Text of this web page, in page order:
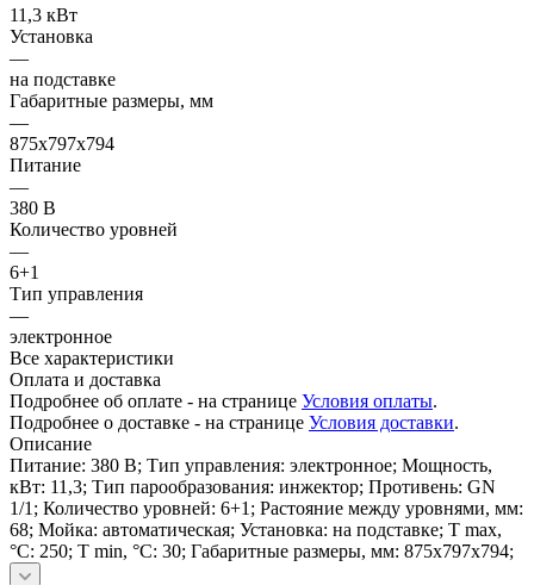
11,3 кВт
Установка
—
на подставке
Габаритные размеры, мм
—
875х797х794
Питание
—
380 В
Количество уровней
—
6+1
Тип управления
—
электронное
Все характеристики
Оплата и доставка
Подробнее об оплате - на странице Условия оплаты.
Подробнее о доставке - на странице Условия доставки.
Описание
Питание: 380 В; Тип управления: электронное; Мощность,
кВт: 11,3; Тип парообразования: инжектор; Противень: GN
1/1; Количество уровней: 6+1; Растояние между уровнями, мм:
68; Мойка: автоматическая; Установка: на подставке; T max,
°C: 250; T min, °С: 30; Габаритные размеры, мм: 875х797х794;